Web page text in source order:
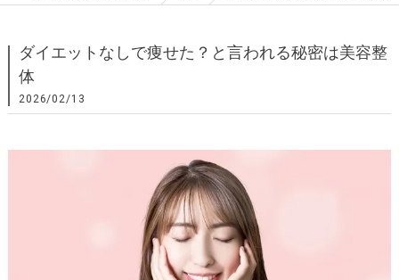
ダイエットなしで痩せた？と言われる秘密は美容整
体
2026/02/13